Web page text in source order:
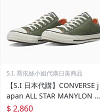
S.I. 喬依絲小姐代購日美商品
【S.I 日本代購】CONVERSE j
apan ALL STAR MANYLON O
X
$ 2,860